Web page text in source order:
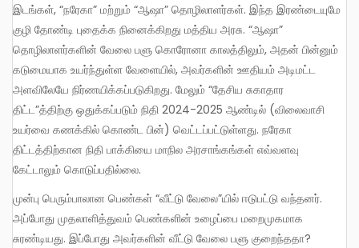
இடங்கள், “நரேகா” மற்றும் “ஆஷா” தொழிலாளர்கள். இந்த இரண்டையுமே
குழி தோண்டி புதைக்க நினைக்கிறது மத்திய அரசு. “ஆஷா”
தொழிலாளர்களின் வேலை பளு கொரோனா காலத்திலும், அதன் பின்னும்
கடுமையாக உயர்ந்துள்ள வேளையில், அவர்களின் ஊதியம் அடிமட்ட
அளவிலேயே நிர்ணயிக்கப்படுகிறது. மேலும் “தேசிய சுகாதார
திட்ட”த்திற்கு ஒதுக்கப்படும் நிதி 2024-2025 ஆண்டில் (விலைவாசி
உயர்வை கணக்கில் கொண்ட பின்) வெட்டப்பட்டுள்ளது. நரேகா
திட்டத்திற்கான நிதி பாக்கியை மாநில அரசாங்கங்கள் எவ்வளவு
கேட்டாலும் கொடுப்பதில்லை.
முன்பு பெரும்பாலான பெண்கள் “வீட்டு வேலை”யில் ஈடுபட்டு வந்தனர்.
அப்போது முதலாளித்துவம் பெண்களின் உழைப்பை மறைமுகமாக
சுரண்டியது. இப்போது அவர்களின் வீட்டு வேலை பளு குறைந்ததா?